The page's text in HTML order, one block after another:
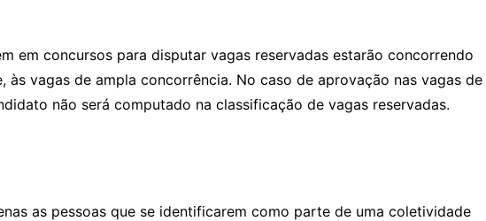
em concursos para disputar vagas reservadas estarão concorrendo
às vagas de ampla concorrência. No caso de aprovação nas vagas de
não será computado na classificação de vagas reservadas.
as pessoas que se identificarem como parte de uma coletividade